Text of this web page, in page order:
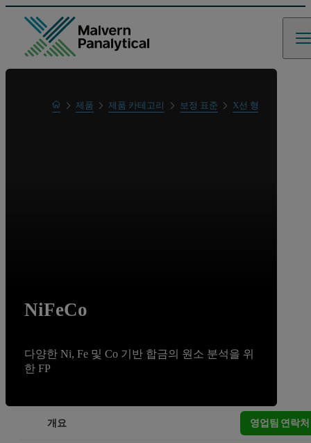
Home제품 제품 카테고리 보정 표준 X선 형광의 원소 분
NiFeCo
다양한 Ni, Fe 및 Co 기반 합금의 원소 분석을 위
한 FP
개요 영업팀 연락처